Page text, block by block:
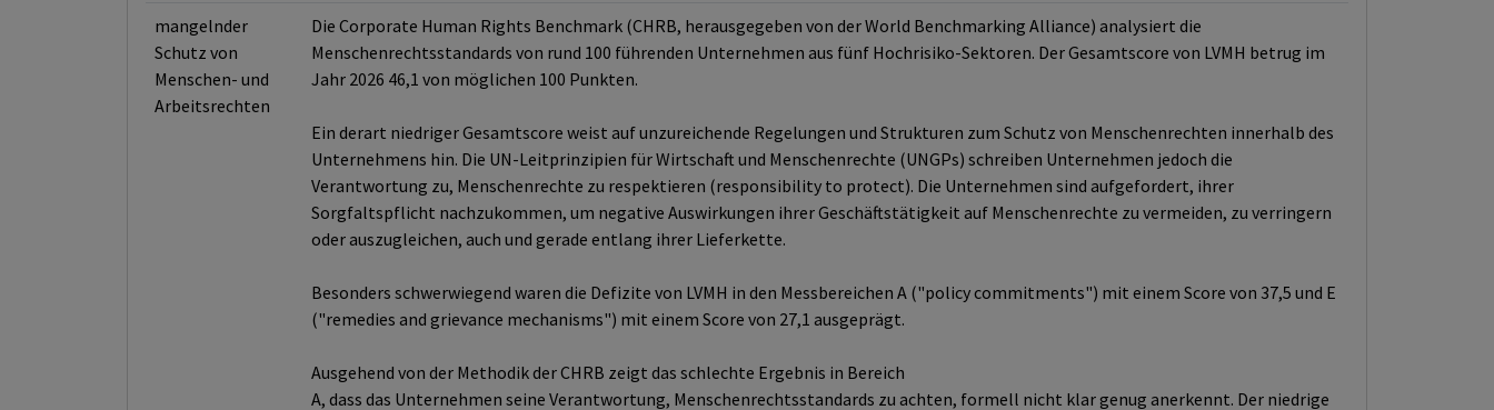
mangelnder
Schutz von
Menschen- und
Arbeitsrechten
Die Corporate Human Rights Benchmark (CHRB, herausgegeben von der World Benchmarking Alliance) analysiert die
Menschenrechtsstandards von rund 100 führenden Unternehmen aus fünf Hochrisiko-Sektoren. Der Gesamtscore von LVMH betrug im
Jahr 2026 46,1 von möglichen 100 Punkten.
Ein derart niedriger Gesamtscore weist auf unzureichende Regelungen und Strukturen zum Schutz von Menschenrechten innerhalb des
Unternehmens hin. Die UN-Leitprinzipien für Wirtschaft und Menschenrechte (UNGPs) schreiben Unternehmen jedoch die
Verantwortung zu, Menschenrechte zu respektieren (responsibility to protect). Die Unternehmen sind aufgefordert, ihrer
Sorgfaltspflicht nachzukommen, um negative Auswirkungen ihrer Geschäftstätigkeit auf Menschenrechte zu vermeiden, zu verringern
oder auszugleichen, auch und gerade entlang ihrer Lieferkette.
Besonders schwerwiegend waren die Defizite von LVMH in den Messbereichen A ("policy commitments") mit einem Score von 37,5 und E
("remedies and grievance mechanisms") mit einem Score von 27,1 ausgeprägt.
Ausgehend von der Methodik der CHRB zeigt das schlechte Ergebnis in Bereich
A, dass das Unternehmen seine Verantwortung, Menschenrechtsstandards zu achten, formell nicht klar genug anerkennt. Der niedrige